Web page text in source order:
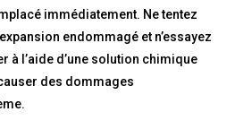
immédiatement. Ne tentez
endommagé et n’essayez
à l’aide d’une solution chimique
des dommages